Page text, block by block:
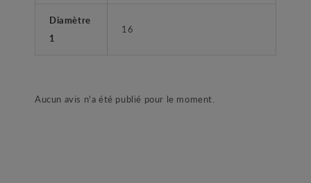
Diamètre
1
16
Aucun avis n'a été publié pour le moment.